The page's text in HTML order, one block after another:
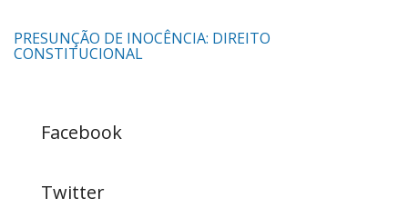
PRESUNÇÃO DE INOCÊNCIA: DIREITO
CONSTITUCIONAL
Facebook
Twitter